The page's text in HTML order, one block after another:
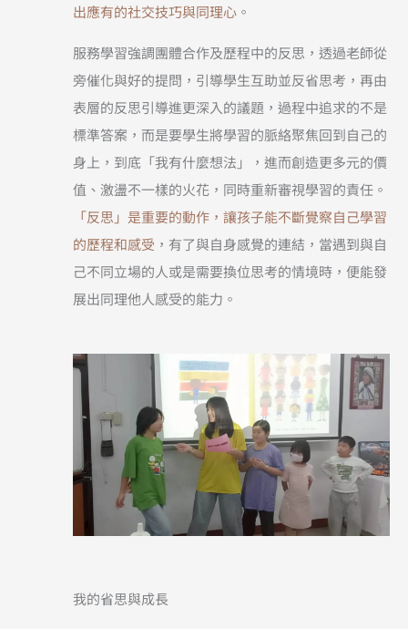
出應有的社交技巧與同理心 。
服務學習強調團體合作及歷程中的反思，透過老師從
旁催化與好的提問，引導學生互助並反省思考，再由
表層的反思引導進更深入的議題，過程中追求的不是
標準答案，而是要學生將學習的脈絡聚焦回到自己的
身上，到底「我有什麼想法」，進而創造更多元的價
值、激盪不一樣的火花，同時重新審視學習的責任。
「反思」是重要的動作，讓孩子能不斷覺察自己學習
的歷程和感受 ，有了與自身感覺的連結，當遇到與自
己不同立場的人或是需要換位思考的情境時，便能發
展出同理他人感受的能力。
我的省思與成長